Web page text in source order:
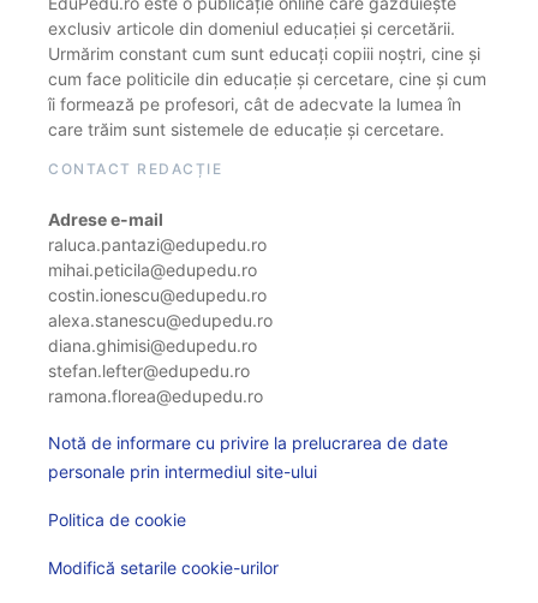
exclusiv articole din domeniul educației și cercetării.
Urmărim constant cum sunt educați copiii noștri, cine și
cum face politicile din educație și cercetare, cine și cum
îi formează pe profesori, cât de adecvate la lumea în
care trăim sunt sistemele de educație și cercetare.
CONTACT REDACȚIE
Adrese e-mail
raluca.pantazi@edupedu.ro
mihai.peticila@edupedu.ro
costin.ionescu@edupedu.ro
alexa.stanescu@edupedu.ro
diana.ghimisi@edupedu.ro
stefan.lefter@edupedu.ro
ramona.florea@edupedu.ro
Notă de informare cu privire la prelucrarea de date
personale prin intermediul site-ului
Politica de cookie
Modifică setarile cookie-urilor